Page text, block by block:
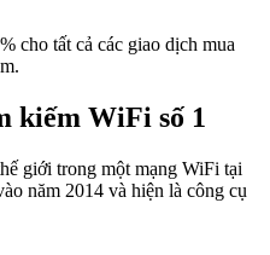
cho tất cả các giao dịch mua
kiếm WiFi số 1
giới trong một mạng WiFi tại
năm 2014 và hiện là công cụ